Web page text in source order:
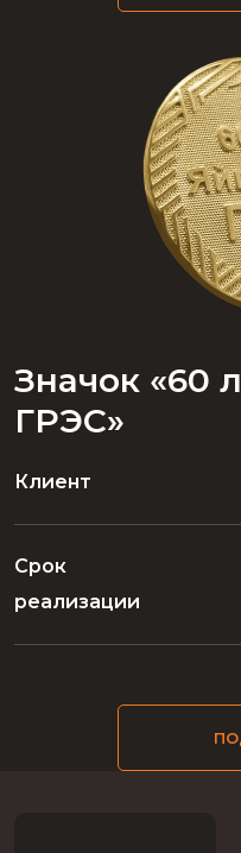
Значок «60
ГРЭС»
Клиент
Срок
реализации